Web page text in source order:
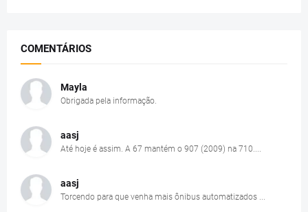
COMENTÁRIOS
Mayla
Obrigada pela informação.
aasj
Até hoje é assim. A 67 mantém o 907 (2009) na 710....
aasj
Torcendo para que venha mais ônibus automatizados ...